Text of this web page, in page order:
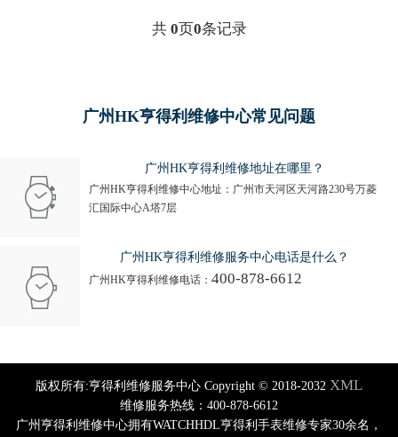
共 0 页0条记录
广州HK亨得利维修中心常见问题
广州HK亨得利维修地址在哪里？
广州HK亨得利维修中心地址：广州市天河区天河路230号万菱
汇国际中心A塔7层
广州HK亨得利维修服务中心电话是什么？
广州HK亨得利维修电话： 400-878-6612
版权所有:亨得利维修服务中心 Copyright © 2018-2032 XML
维修服务热线：400-878-6612
广州亨得利维修中心拥有WATCHHDL亨得利手表维修专家30余名，